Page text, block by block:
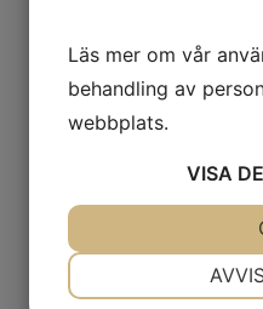
– Brita Hermelins
– Bergsingenjör Elias
– Konstnären mm Olof
– Åsby Herrgårdsarkiv
Läs mer om vår
behandling av
webbplats.
VISA